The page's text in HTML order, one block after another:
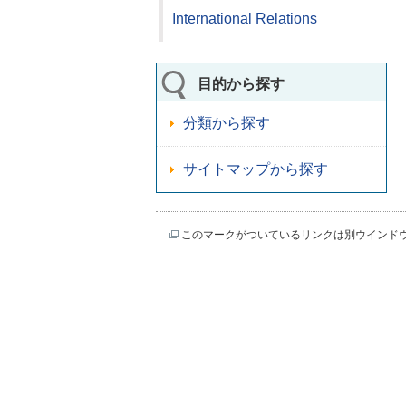
International Relations
目的から探す
分類から探す
サイトマップから探す
このマークがついているリンクは別ウインド